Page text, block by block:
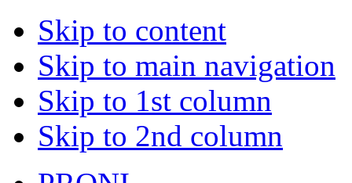
Skip to content
Skip to main navigation
Skip to 1st column
Skip to 2nd column